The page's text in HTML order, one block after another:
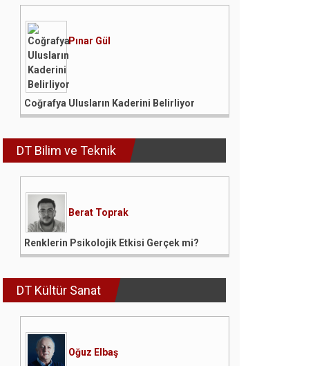
Pınar Gül
Coğrafya Ulusların Kaderini Belirliyor
DT Bilim ve Teknik
Berat Toprak
Renklerin Psikolojik Etkisi Gerçek mi?
DT Kültür Sanat
Oğuz Elbaş